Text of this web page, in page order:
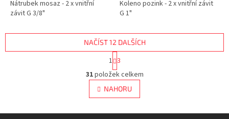
Nátrubek mosaz - 2 x vnitřní
závit G 3/8"
Koleno pozink - 2 x vnitřní závit
G 1"
O
v
l
á
NAČÍST 12 DALŠÍCH
t
r
á
n
k
v
1 3
31položek celkem
NAHORU